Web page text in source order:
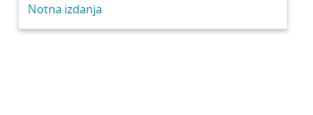
Notna izdanja